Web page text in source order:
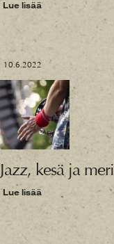
Lue lisää
10.6.2022
Jazz, kesä ja meri
Lue lisää